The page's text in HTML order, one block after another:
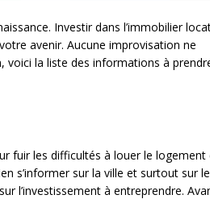
Investir dans l’immobilier
avenir. Aucune improvisation ne
voici la liste des informations à
fuir les difficultés à louer le logement
s’informer sur la ville et surtout sur le
l’investissement à entreprendre.